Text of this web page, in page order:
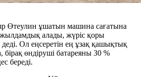
Өтеулин ұшатын машина сағатына
алады, жүріс қоры
деді. Ол еңсеретін ең ұзақ қашықтық
өндіруші батареяны 30 %
береді.